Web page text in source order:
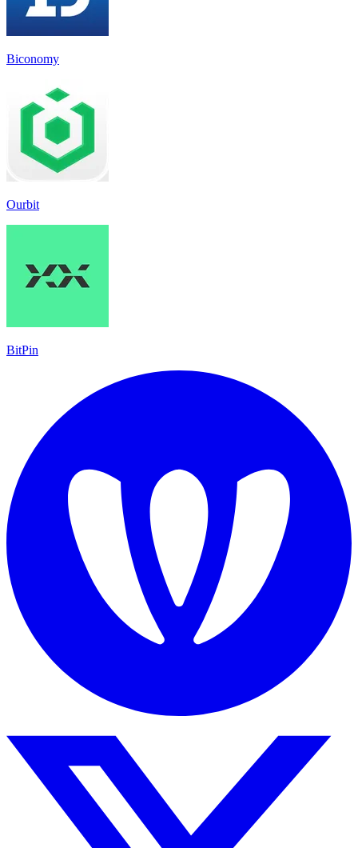
Biconomy
Ourbit
BitPin